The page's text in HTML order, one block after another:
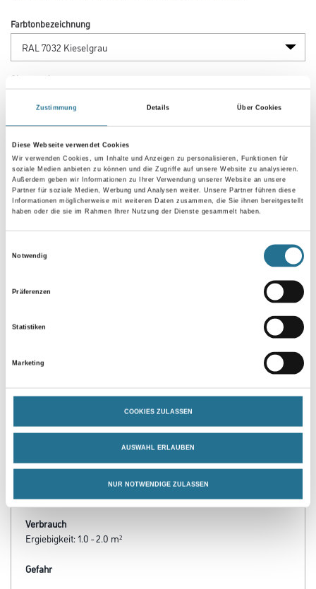
Zustimmung Details Über Cookies
Diese Webseite verwendet Cookies
Wir verwenden Cookies, um Inhalte und Anzeigen zu personalisieren, Funktionen für
soziale Medien anbieten zu können und die Zugriffe auf unsere Website zu analysieren.
Außerdem geben wir Informationen zu Ihrer Verwendung unserer Website an unsere
Partner für soziale Medien, Werbung und Analysen weiter. Unsere Partner führen diese
Informationen möglicherweise mit weiteren Daten zusammen, die Sie ihnen bereitgestellt
haben oder die sie im Rahmen Ihrer Nutzung der Dienste gesammelt haben.
Notwendig
Präferenzen
Statistiken
Marketing
COOKIES ZULASSEN
AUSWAHL ERLAUBEN
NUR NOTWENDIGE ZULASSEN
Farbtonbezeichnung
Glanzgrad
Staubtrocken: 10 min, grifffest: 30 min, durchgetrocknet: 2 h,
Verbrauch
Ergiebigkeit: 1.0 - 2.0 m²
Gefahr